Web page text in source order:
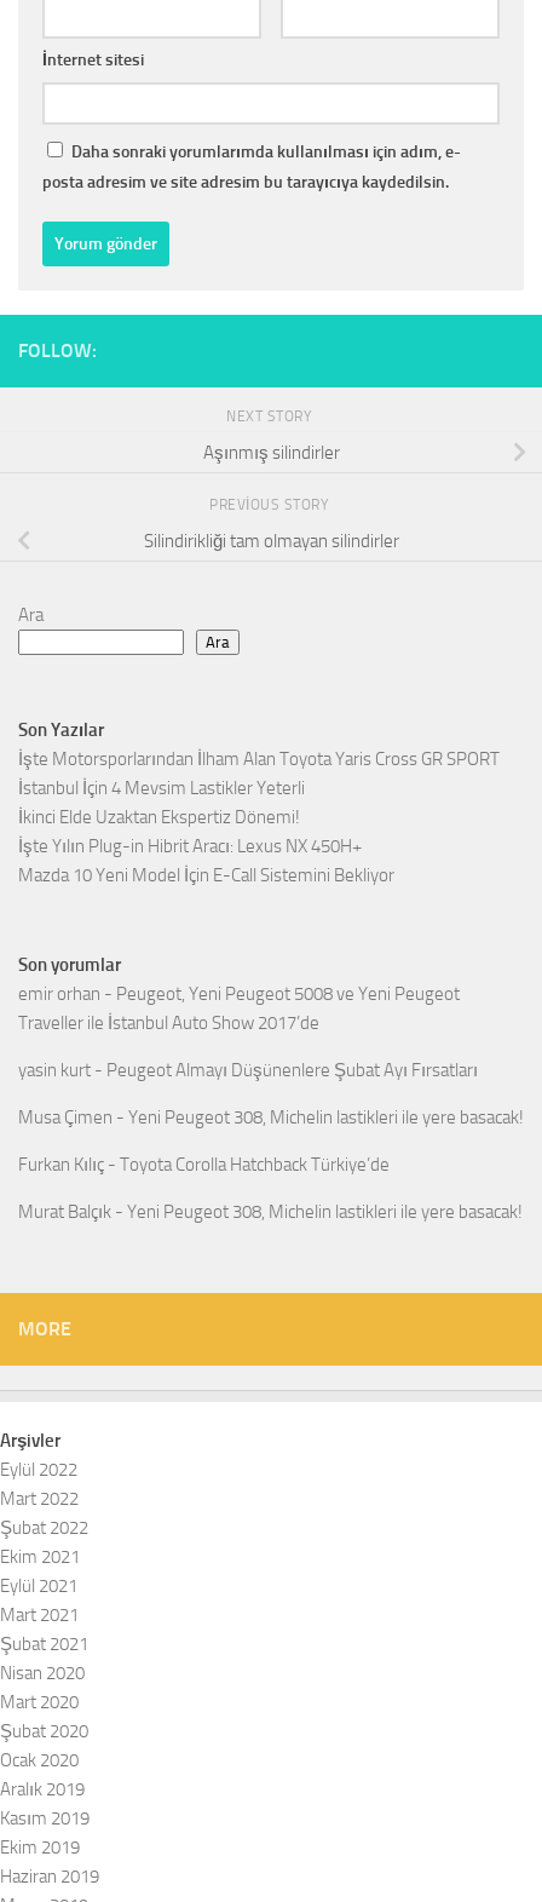
İnternet sitesi
Daha sonraki yorumlarımda kullanılması için adım, e-
posta adresim ve site adresim bu tarayıcıya kaydedilsin.
FOLLOW:
NEXT STORY
Aşınmış silindirler
PREVIOUS STORY
Silindirikliği tam olmayan silindirler
Ara
Ara
Son Yazılar
İşte Motorsporlarından İlham Alan Toyota Yaris Cross GR SPORT
İstanbul İçin 4 Mevsim Lastikler Yeterli
İkinci Elde Uzaktan Ekspertiz Dönemi!
İşte Yılın Plug-in Hibrit Aracı: Lexus NX 450H+
Mazda 10 Yeni Model İçin E-Call Sistemini Bekliyor
Son yorumlar
emir orhan - Peugeot, Yeni Peugeot 5008 ve Yeni Peugeot
Traveller ile İstanbul Auto Show 2017’de
yasin kurt - Peugeot Almayı Düşünenlere Şubat Ayı Fırsatları
Musa Çimen - Yeni Peugeot 308, Michelin lastikleri ile yere basacak!
Furkan Kılıç - Toyota Corolla Hatchback Türkiye’de
Murat Balçık - Yeni Peugeot 308, Michelin lastikleri ile yere basacak!
MORE
Arşivler
Eylül 2022
Mart 2022
Şubat 2022
Ekim 2021
Eylül 2021
Mart 2021
Şubat 2021
Nisan 2020
Mart 2020
Şubat 2020
Ocak 2020
Aralık 2019
Kasım 2019
Ekim 2019
Haziran 2019